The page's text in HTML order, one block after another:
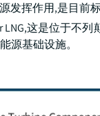
发挥作用,是目前
LNG,这是位于不
源基础设施。